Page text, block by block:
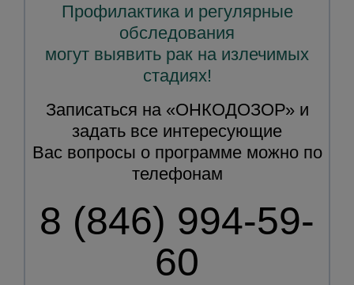
Профилактика и регулярные
обследования
могут выявить рак на излечимых
стадиях!
Записаться на «ОНКОДОЗОР» и
задать все интересующие
Вас вопросы о программе можно по
телефонам
8 (846) 994-59-
60